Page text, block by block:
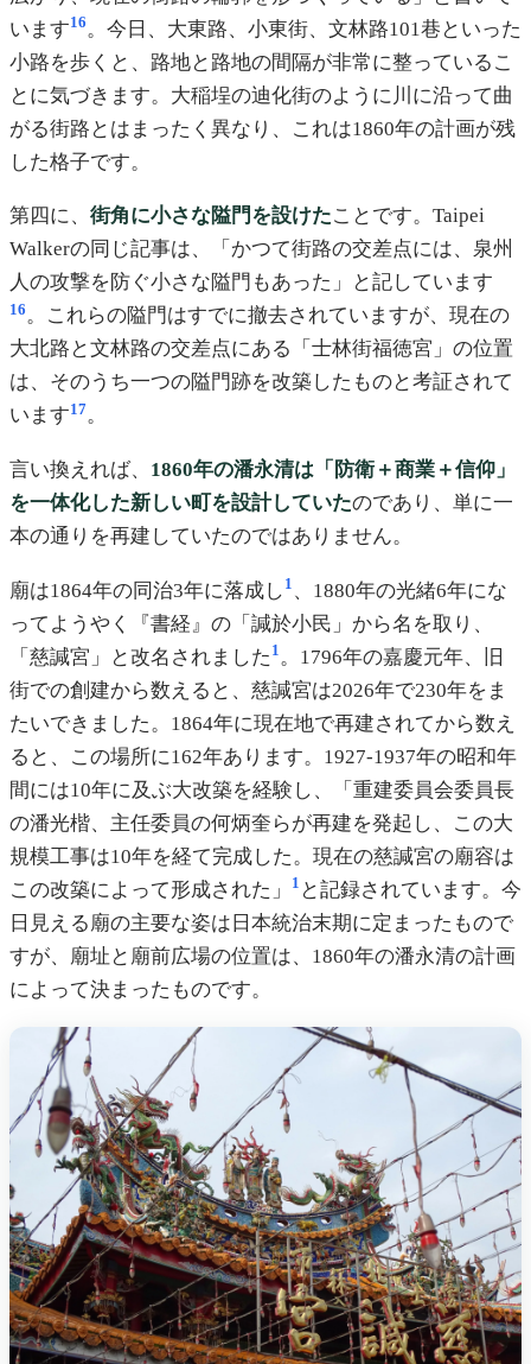
います16。今日、大東路、小東街、文林路101巷といった
小路を歩くと、路地と路地の間隔が非常に整っているこ
とに気づきます。大稲埕の迪化街のように川に沿って曲
がる街路とはまったく異なり、これは1860年の計画が残
した格子です。
第四に、 街角に小さな隘門を設けたことです。Taipei
Walkerの同じ記事は、「かつて街路の交差点には、泉州
人の攻撃を防ぐ小さな隘門もあった」と記しています
16。これらの隘門はすでに撤去されていますが、現在の
大北路と文林路の交差点にある「士林街福徳宮」の位置
は、そのうち一つの隘門跡を改築したものと考証されて
います17。
言い換えれば、 1860年の潘永清は「防衛＋商業＋信仰」
を一体化した新しい町を設計していたのであり、単に一
本の通りを再建していたのではありません。
廟は1864年の同治3年に落成し 1 、1880年の光緒6年にな
ってようやく『書経』の「諴於小民」から名を取り、
「慈諴宮」と改名されました 1 。1796年の嘉慶元年、旧
街での創建から数えると、慈諴宮は2026年で230年をま
たいできました。1864年に現在地で再建されてから数え
ると、この場所に162年あります。1927-1937年の昭和年
間には10年に及ぶ大改築を経験し、「重建委員会委員長
の潘光楷、主任委員の何炳奎らが再建を発起し、この大
規模工事は10年を経て完成した。現在の慈諴宮の廟容は
この改築によって形成された」
1 と記録されています。今
日見える廟の主要な姿は日本統治末期に定まったもので
すが、廟址と廟前広場の位置は、1860年の潘永清の計画
によって決まったものです。